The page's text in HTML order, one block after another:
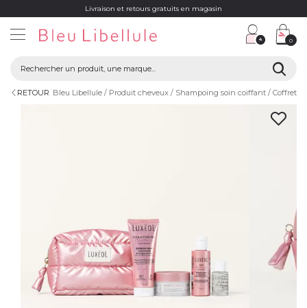
Livraison et retours gratuits en magasin
0
RETOUR Bleu Libellule Produit cheveux Shampoing soin coiffant Coffret